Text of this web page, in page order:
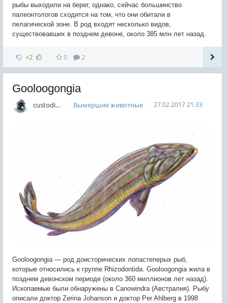
рыбы выходили на берег, однако, сейчас большинство
палеонтологов сходится на том, что они обитали в
пелагической зоне. В род входят несколько видов,
существовавших в позднем девоне, около 385 млн лет назад.
+2 0 2
Gooloogongia
custodian Вымершие животные 27.02.2017 21:33
Gooloogongia — род доисторических лопастеперых рыб,
которые относились к группе Rhizodontida. Gooloogongia жила в
позднем девонском периоде (около 360 миллионов лет назад).
Ископаемые были обнаружены в Canowindra (Австралия). Рыбу
описали доктор Zerina Johanson и доктор Per Ahlberg в 1998